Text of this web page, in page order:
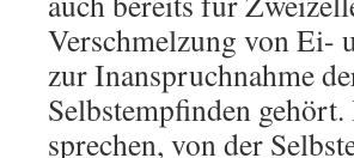
Verschmelzung von Ei-
zur Inanspruchnahme
Selbstempfinden
sprechen, von der